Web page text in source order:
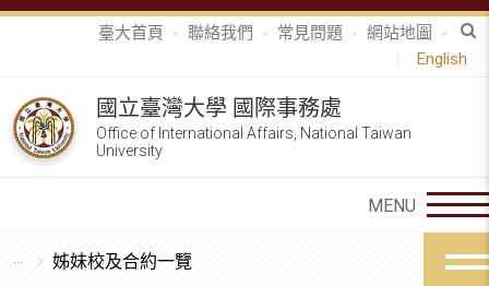
臺大首頁 聯絡我們 常見問題
網站地圖
English
國立臺灣大學 國際事務處
Office of International Affairs, National Taiwan
University
姊妹校及合約一覽